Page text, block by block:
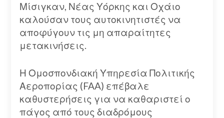
Μίσιγκαν, Νέας Υόρκης και Οχάιο
καλούσαν τους αυτοκινητιστές να
αποφύγουν τις μη απαραίτητες
μετακινήσεις.
Η Ομοσπονδιακή Υπηρεσία Πολιτικής
Αεροπορίας (FAA) επέβαλε
καθυστερήσεις για να καθαριστεί ο
πάγος από τους διαδρόμους